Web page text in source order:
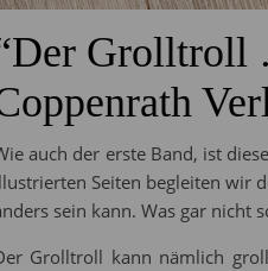
Grolltroll
auch der erste Band, ist
Seiten begleiten wir
sein kann. Was gar nicht
Grolltroll kann nämlich